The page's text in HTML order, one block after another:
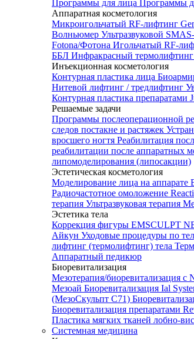
Программы для лица Программы
Аппаратная косметология
Микроигольчатый RF-лифтинг
Волньюмер Ультразвуковой
Fotona/Фотона Игольчатый RF-
ББЛ Инфракрасный термолифтинг
Инъекционная косметология
Контурная пластика лица
Нитевой лифтинг / тредлифтинг
Контурная пластика
Решаемые задачи
Программы послеоперационной
следов постакне и растяжек
вросшего ногтя Реабилитация
реабилитации после аппаратных
липомоделирования (липосакции)
Эстетическая косметология
Моделирование лица на
Радиочастотное омоложение
терапия Ультразвуковая терапия
Эстетика тела
Коррекция фигуры EMSCULPT
Айкун Уходовые процедуры по
лифтинг (термолифтинг) тела
Аппаратный педикюр
Биоревитализация
Мезотерапия/биоревитализация
Мезоай Биоревитализация Ial
(МезоСкульпт С71)
Биоревитализация препаратами
Пластика мягких тканей лобно-
Системная медицина